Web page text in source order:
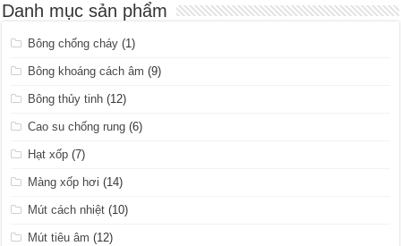
Danh mục sản phẩm
Bông chống cháy (1)
Bông khoáng cách âm (9)
Bông thủy tinh (12)
Cao su chống rung (6)
Hạt xốp (7)
Màng xốp hơi (14)
Mút cách nhiệt (10)
Mút tiêu âm (12)